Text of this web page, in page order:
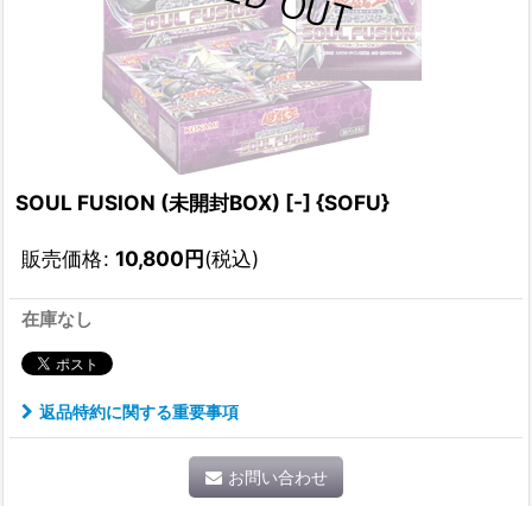
SOUL FUSION (未開封BOX) [-] {SOFU}
販売価格: 10,800円(税込)
在庫なし
返品特約に関する重要事項
お問い合わせ